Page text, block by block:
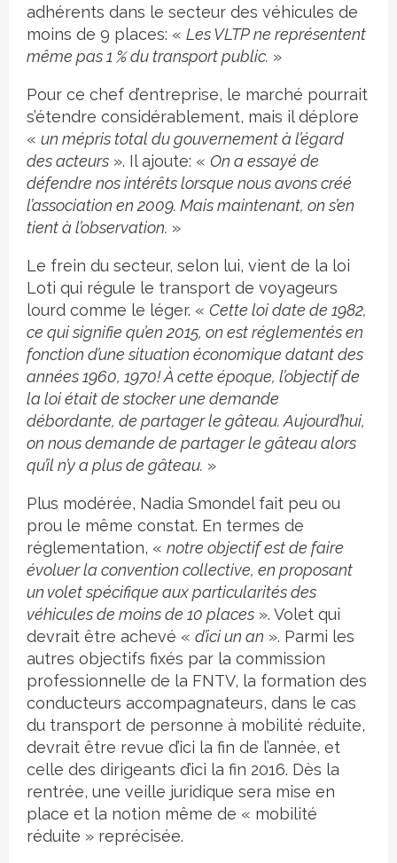
adhérents dans le secteur des véhicules de
moins de 9 places: « Les VLTP ne représentent
même pas 1 % du transport public. »
Pour ce chef d’entreprise, le marché pourrait
s’étendre considérablement, mais il déplore
« un mépris total du gouvernement à l’égard
des acteurs ». Il ajoute: « On a essayé de
défendre nos intérêts lorsque nous avons créé
l’association en 2009. Mais maintenant, on s’en
tient à l’observation. »
Le frein du secteur, selon lui, vient de la loi
Loti qui régule le transport de voyageurs
lourd comme le léger. « Cette loi date de 1982,
ce qui signifie qu’en 2015, on est réglementés en
fonction d’une situation économique datant des
années 1960, 1970! À cette époque, l’objectif de
la loi était de stocker une demande
débordante, de partager le gâteau. Aujourd’hui,
on nous demande de partager le gâteau alors
qu’il n’y a plus de gâteau. »
Plus modérée, Nadia Smondel fait peu ou
prou le même constat. En termes de
réglementation, « notre objectif est de faire
évoluer la convention collective, en proposant
un volet spécifique aux particularités des
véhicules de moins de 10 places ». Volet qui
devrait être achevé « d’ici un an ». Parmi les
autres objectifs fixés par la commission
professionnelle de la FNTV, la formation des
conducteurs accompagnateurs, dans le cas
du transport de personne à mobilité réduite,
devrait être revue d’ici la fin de l’année, et
celle des dirigeants d’ici la fin 2016. Dès la
rentrée, une veille juridique sera mise en
place et la notion même de « mobilité
réduite » reprécisée.